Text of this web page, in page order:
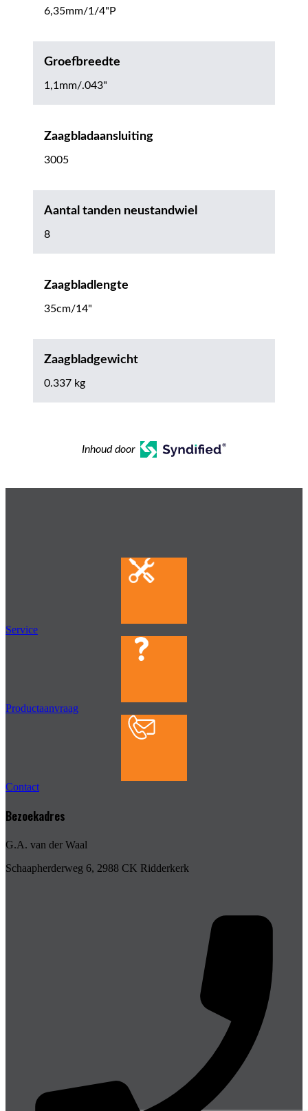
6,35mm/1/4"P
Groefbreedte
1,1mm/.043"
Zaagbladaansluiting
3005
Aantal tanden neustandwiel
8
Zaagbladlengte
35cm/14"
Zaagbladgewicht
0.337 kg
Inhoud door
Service
Productaanvraag
Contact
Bezoekadres
G.A. van der Waal
Schaapherderweg 6, 2988 CK Ridderkerk